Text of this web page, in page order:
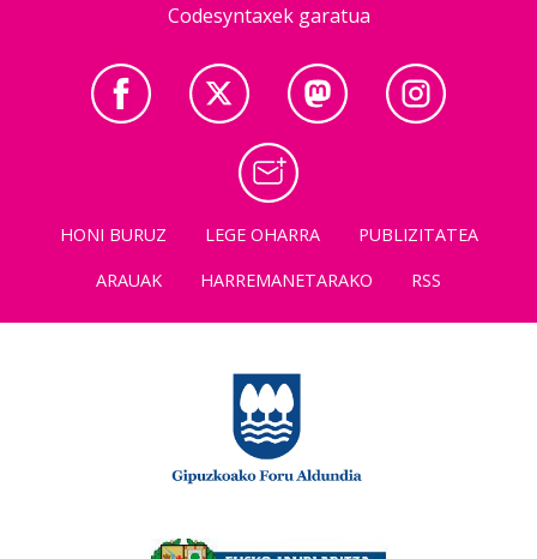
Codesyntaxek garatua
HONI BURUZ LEGE OHARRA
PUBLIZITATEA
ARAUAK
HARREMANETARAKO RSS